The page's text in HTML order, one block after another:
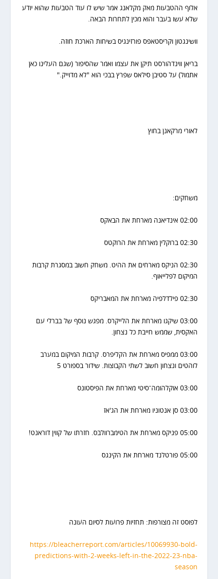
אלוף ההטבעות מאק מקלאנג אמר שיש לו עוד הטבעות שהוא יודע
שלא עשו בעבר והוא מכין לתחרות הבאה.
וושינגטון וקריסטאפס פורזינגיס בשיחות הארכת חוזה.
בריאן ווינדהורסט תיקן את עצמו ואמר שהסיפור (שגם העלינו כאן
אתמול) על סטיבן סילאס שפרץ בבכי הוא "לא מדוייק."
לאורי מרקאנן בחוץ
משחקים:
02:00 אינדיאנה מארחת את הבאקס
02:30 ברוקלין מארחת את הרוקטס
02:30 הניקס מארחים את ההיט. משחק חשוב במסגרת קרבות
המיקום לפלייאוף.
02:30 פילדלפיה מארחת את המאבריקס
03:00 שיקגו מארחת את הלייקרס. מפגש נוסף של בברלי עם
האקסית, שממש חייבת כל נצחון.
03:00 ממפיס מארחת את הקליפרס. קרבות המיקום במערב
לוהטים ונצחון חשוב לשתי הקבוצות. שידור בספורט 5
03:00 אוקלהומה־סיטי מארחת את הפיסטונס
03:00 סן אנטוניו מארחת את הג'אז
05:00 פניקס מארחת את הטימברוולבס. חזרתו של קווין דוראנט!
05:00 פורטלנד מארחת את הקינגס
לפוסט זה מצורפות: תחזיות פרועות לסיום העונה
https://bleacherreport.com/articles/10069930-bold-
predictions-with-2-weeks-left-in-the-2022-23-nba-
season